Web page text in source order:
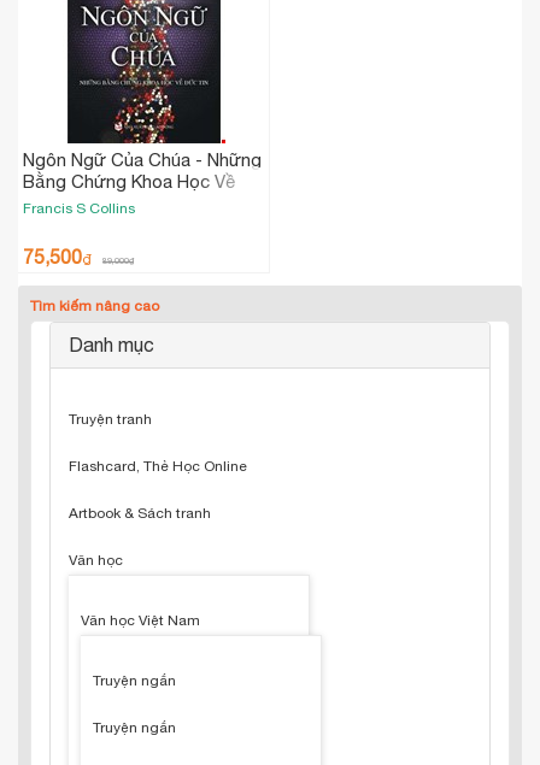
Ngôn Ngữ Của Chúa - Những
Bằng Chứng Khoa Học Về
Đức Tin (Tái bản)
Francis S Collins
75,500₫ 89,000₫
Tìm kiếm nâng cao
Danh mục
Truyện tranh
Flashcard, Thẻ Học Online
Artbook & Sách tranh
Văn học
Văn học Việt Nam
Truyện ngắn
Truyện ngắn